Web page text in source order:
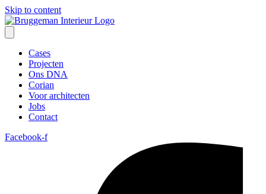
Skip to content
Cases
Projecten
Ons DNA
Corian
Voor architecten
Jobs
Contact
Facebook-f